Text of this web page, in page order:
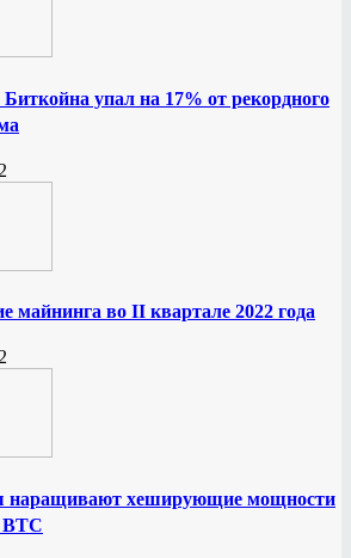
упал на 17% от рекордного
майнинга во II квартале 2022 года
наращивают хеширующие мощности
BTC